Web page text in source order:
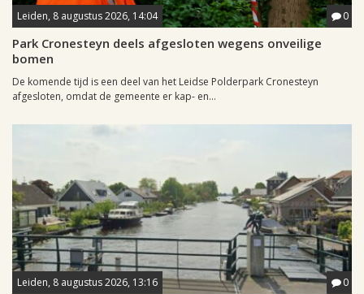
Leiden, 8 augustus 2026, 14:04 0
Park Cronesteyn deels afgesloten wegens onveilige
bomen
De komende tijd is een deel van het Leidse Polderpark Cronesteyn
afgesloten, omdat de gemeente er kap- en...
Leiden, 8 augustus 2026, 13:16 0